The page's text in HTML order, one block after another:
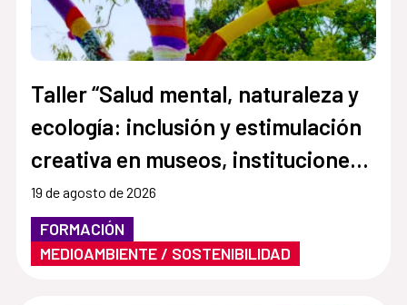
Taller “Salud mental, naturaleza y
ecología: inclusión y estimulación
creativa en museos, instituciones y
centros culturales”
19 de agosto de 2026
FORMACIÓN
MEDIOAMBIENTE / SOSTENIBILIDAD